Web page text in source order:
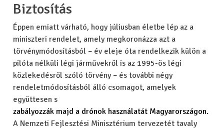
Biztosítás
Éppen emiatt várható, hogy júliusban életbe lép az a
miniszteri rendelet, amely megkoronázza azt a
törvénymódosításból – év eleje óta rendelkezik külön a
pilóta nélküli légi járművekről is az 1995-ös légi
közlekedésről szóló törvény – és további négy
rendeletmódosításból álló csomagot, amelyek
együttesen s
zabályozzák majd a drónok használatát Magyarországon.
A Nemzeti Fejlesztési Minisztérium tervezetét tavaly